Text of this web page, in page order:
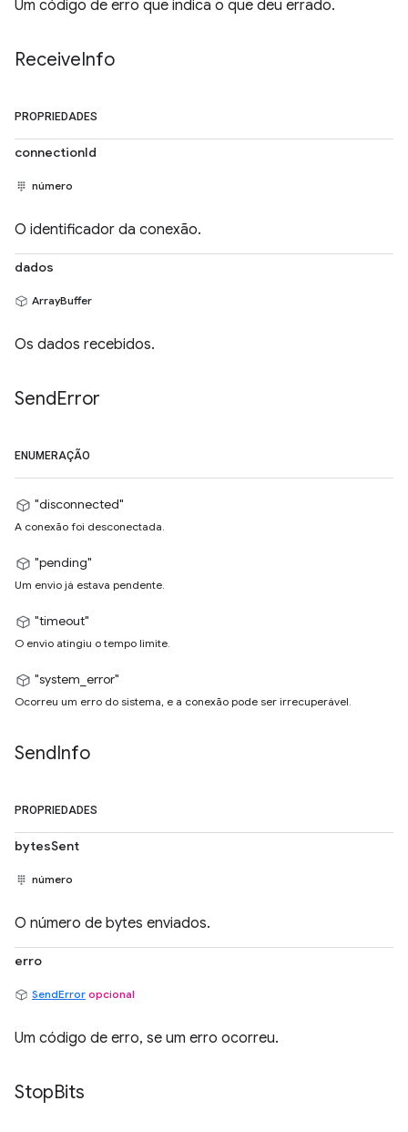
Um código de erro que indica o que deu errado.
ReceiveInfo
PROPRIEDADES
connectionId
número
O identificador da conexão.
dados
ArrayBuffer
Os dados recebidos.
SendError
ENUMERAÇÃO
"disconnected"
A conexão foi desconectada.
"pending"
Um envio já estava pendente.
"timeout"
O envio atingiu o tempo limite.
"system_error"
Ocorreu um erro do sistema, e a conexão pode ser irrecuperável.
SendInfo
PROPRIEDADES
bytesSent
número
O número de bytes enviados.
erro
SendError opcional
Um código de erro, se um erro ocorreu.
StopBits